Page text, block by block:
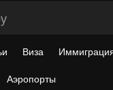
Виза
Аэропорты